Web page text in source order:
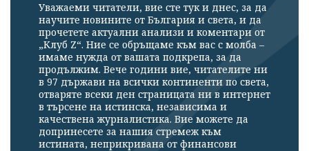
Уважаеми читатели, вие сте тук и днес, за да
научите новините от България и света, и да
прочетете актуални анализи и коментари от
„Клуб Z“. Ние се обръщаме към вас с молба –
имаме нужда от вашата подкрепа, за да
продължим. Вече години вие, читателите ни
в 97 държави на всички континенти по света,
отваряте всеки ден страницата ни в интернет
в търсене на истинска, независима и
качествена журналистика. Вие можете да
допринесете за нашия стремеж към
истината, неприкривана от финансови